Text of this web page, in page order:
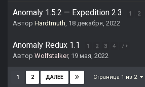
Anomaly 1.5.2 — Expedition 2.3 1 2
Автор Hardtmuth, 18 декабря, 2022
Anomaly Redux 1.1 1 2 3 4 7
Автор Wolfstalker, 19 мая, 2022
1 2 ДАЛЕЕ Страница 1 из 2